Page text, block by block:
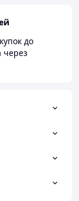
до
через